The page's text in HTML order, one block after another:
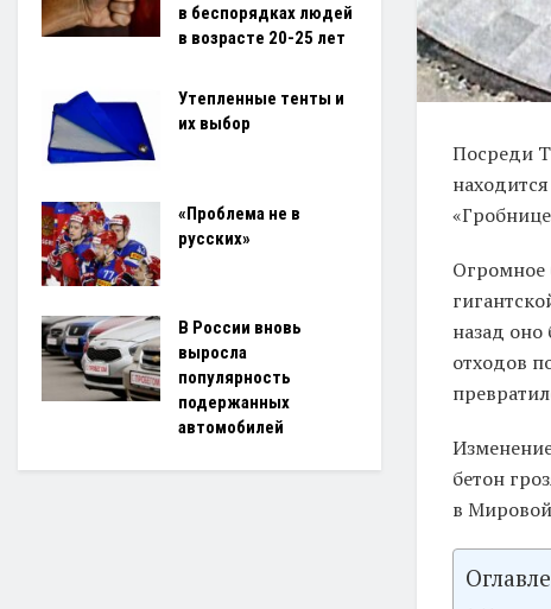
Посреди
Огромное
назад
отходов
бетон
в
в беспорядках людей
в возрасте 20-25 лет
Утепленные тенты и
их выбор
«Проблема не в
русских»
В России вновь
выросла
популярность
подержанных
автомобилей